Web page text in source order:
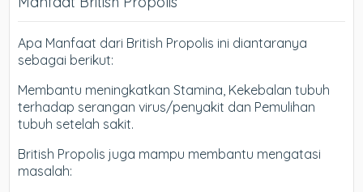
Apa Manfaat dari British Propolis ini diantaranya
sebagai berikut:
Membantu meningkatkan Stamina, Kekebalan tubuh
terhadap serangan virus/penyakit dan Pemulihan
tubuh setelah sakit.
British Propolis juga mampu membantu mengatasi
masalah: